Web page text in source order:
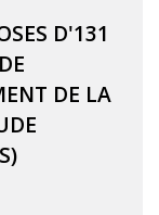
D'131
DE LA